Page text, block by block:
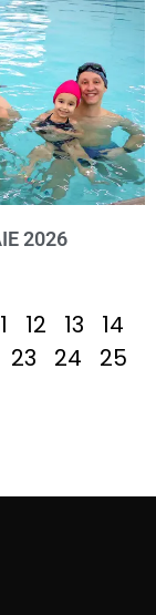
2026
12 13
14
23 24 25